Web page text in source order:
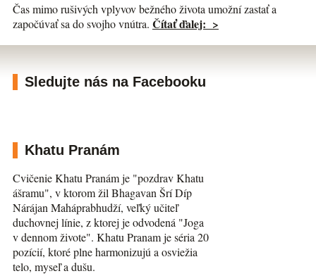
Čas mimo rušivých vplyvov bežného života umožní zastať a
započúvať sa do svojho vnútra. Čítať ďalej: >
Sledujte nás na Facebooku
Khatu Pranám
Cvičenie Khatu Pranám je "pozdrav Khatu
ášramu", v ktorom žil Bhagavan Šrí Díp
Nárájan Maháprabhudží, veľký učiteľ
duchovnej línie, z ktorej je odvodená "Joga
v dennom živote". Khatu Pranam je séria 20
pozícií, ktoré plne harmonizujú a osviežia
telo, myseľ a dušu.